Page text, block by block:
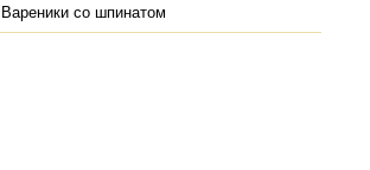
Вареники со шпинатом